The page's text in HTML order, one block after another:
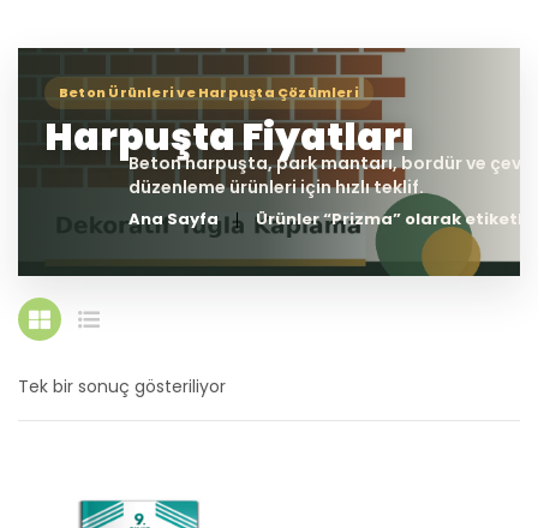
Ana Sayfa Ürünler “Prizma” olarak
Tek bir sonuç gösteriliyor